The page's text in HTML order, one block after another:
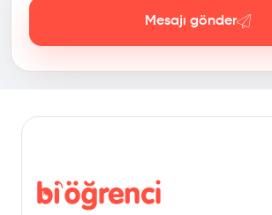
Mesajı gönder